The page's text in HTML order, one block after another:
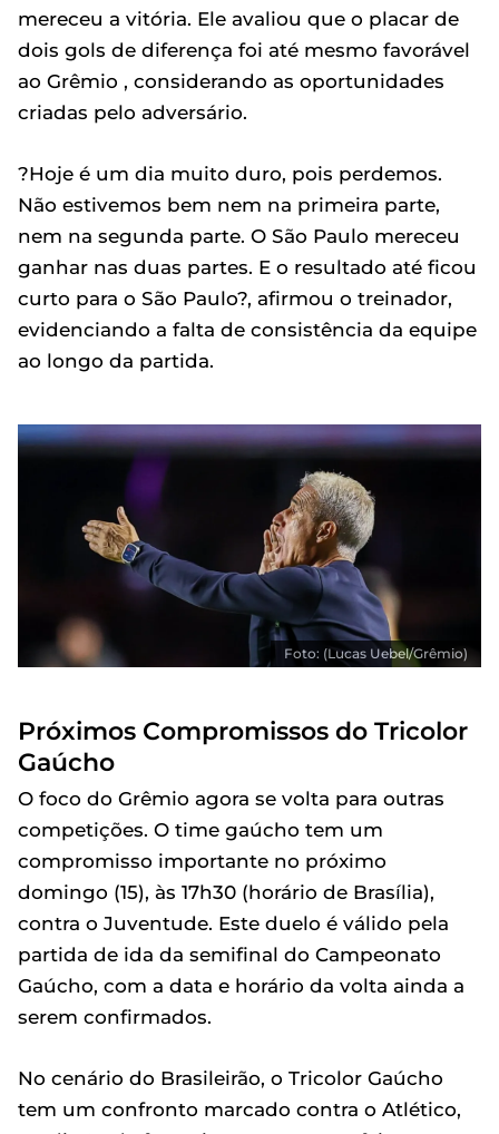
mereceu a vitória. Ele avaliou que o placar de
dois gols de diferença foi até mesmo favorável
ao Grêmio , considerando as oportunidades
criadas pelo adversário.
?Hoje é um dia muito duro, pois perdemos.
Não estivemos bem nem na primeira parte,
nem na segunda parte. O São Paulo mereceu
ganhar nas duas partes. E o resultado até ficou
curto para o São Paulo?, afirmou o treinador,
evidenciando a falta de consistência da equipe
ao longo da partida.
Foto: (Lucas Uebel/Grêmio)
Próximos Compromissos do Tricolor
Gaúcho
O foco do Grêmio agora se volta para outras
competições. O time gaúcho tem um
compromisso importante no próximo
domingo (15), às 17h30 (horário de Brasília),
contra o Juventude. Este duelo é válido pela
partida de ida da semifinal do Campeonato
Gaúcho, com a data e horário da volta ainda a
serem confirmados.
No cenário do Brasileirão, o Tricolor Gaúcho
tem um confronto marcado contra o Atlético,